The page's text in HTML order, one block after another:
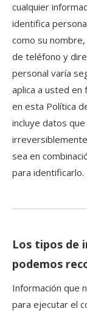
cualquier
identifica
como su
de teléfono y
personal varía
aplica a usted en
en esta Política
incluye datos
sea en
para identificarlo.
Los tipos de
podemos
Información que
para ejecutar el